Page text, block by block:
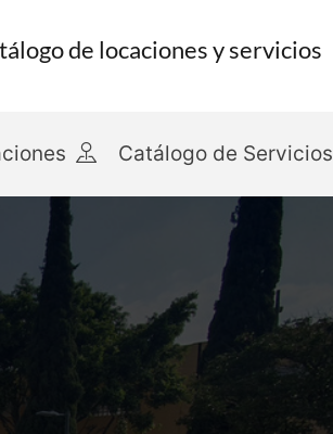
de locaciones y servicios
Catálogo de Servicios